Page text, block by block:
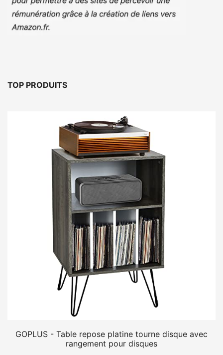
TOP PRODUITS
GOPLUS - Table repose platine tourne disque avec
rangement pour disques